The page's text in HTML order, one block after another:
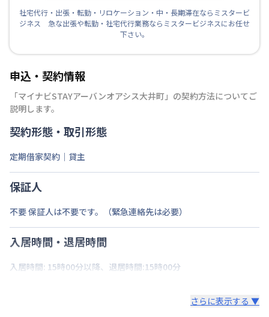
社宅代行・出張・転勤・リロケーション・中・長期滞在ならミスタービ
ジネス 急な出張や転勤・社宅代行業務ならミスタービジネスにお任せ
下さい。
申込・契約情報
「マイナビSTAYアーバンオアシス大井町 」の契約方法についてご
説明します。
契約形態・取引形態
定期借家契約｜貸主
保証人
不要 保証人は不要です。（緊急連絡先は必要）
入居時間・退居時間
入居時間: 15時00分以降、退居時間:15時00分
さらに表示する ▼